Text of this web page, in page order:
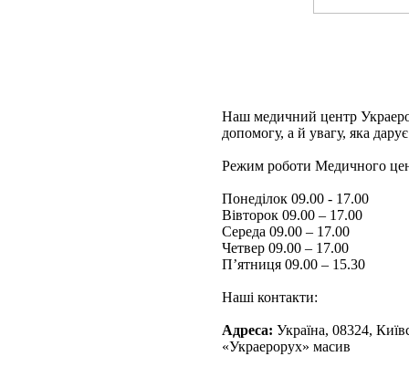
Наш медичний центр
допомогу, а й увагу, яка
Режим роботи Медичного
Понеділок 09.00 - 17.00
Вівторок 09.00 – 17.00
Середа 09.00 – 17.00
Четвер 09.00 – 17.00
П’ятниця 09.00 – 15.30
Наші контакти:
Адреса: Україна, 08324,
«Украерорух» масив